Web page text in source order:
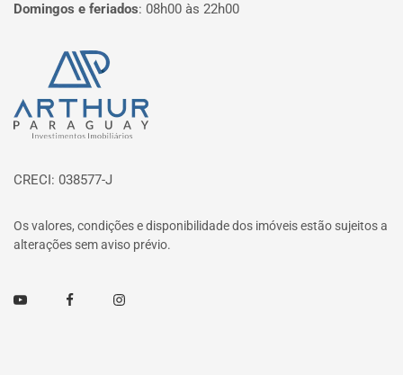
Domingos e feriados: 08h00 às 22h00
Página inicial
CRECI: 038577-J
Os valores, condições e disponibilidade dos imóveis estão sujeitos a
alterações sem aviso prévio.
Youtube FacebookInstagram